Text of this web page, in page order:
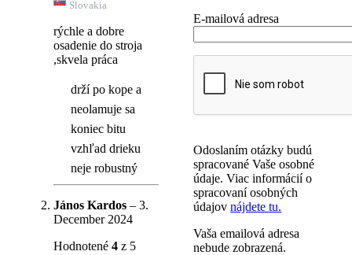
Slovakia
rýchle a dobre
osadenie do stroja
,skvela práca
drží po kope a
neolamuje sa
koniec bitu
vzhľad drieku
neje robustný
János Kardos – 3.
December 2024
Hodnotené 4 z 5
E-mailová adresa
Odoslaním otázky budú
spracované Vaše osobné
údaje. Viac informácií o
spracovaní osobných
údajovnájdete tu.
Vaša emailová adresa
nebude zobrazená.